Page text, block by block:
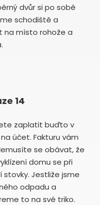
dvůr si po sobě
schodiště a
na místo rohože a
14
zaplatit buďto v
účet. Fakturu vám
se obávat, že
domu se při
Jestliže jsme
odpadu a
to na své triko.